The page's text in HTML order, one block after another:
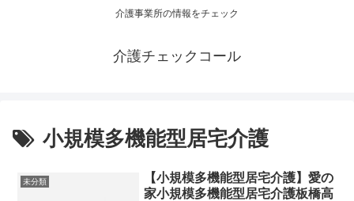
介護事業所の情報をチェック
介護チェックコール
小規模多機能型居宅介護
未分類
【小規模多機能型居宅介護】愛の
家小規模多機能型居宅介護板橋高